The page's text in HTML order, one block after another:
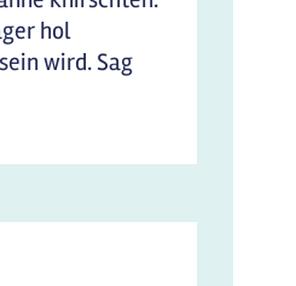
hol
wird. Sag